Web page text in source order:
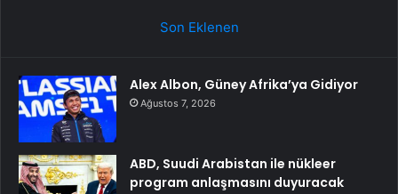
Son Eklenen
Alex Albon, Güney Afrika’ya Gidiyor
Ağustos 7, 2026
ABD, Suudi Arabistan ile nükleer
program anlaşmasını duyuracak